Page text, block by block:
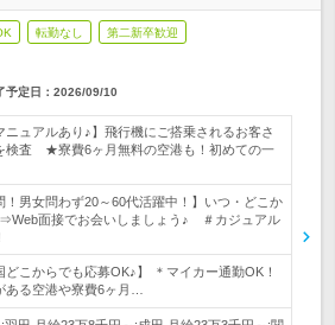
転勤なし 第二新卒歓迎
予定日： 2026/09/10
ニュアルあり♪】飛行機にご搭乗されるお客さ
検査 ★寮費6ヶ月無料の空港も！初めての一
！男女問わず20～60代活躍中！】いつ・どこか
⇒Web面接でお会いしましょう♪ ＃カジュアル
どこからでも応募OK♪】 ＊マイカー通勤OK！
ある空港や寮費6ヶ月…